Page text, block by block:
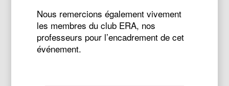
Nous remercions également vivement
les membres du club ERA, nos
professeurs pour l’encadrement de cet
événement.